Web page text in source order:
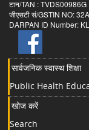
टान/TAN : TVDS00986G
जीएसटी सं/GSTIN NO:
DARPAN ID Number:
सार्वजनिक स्वास्थ शिक्षा
Public Health
खोज करें
Search